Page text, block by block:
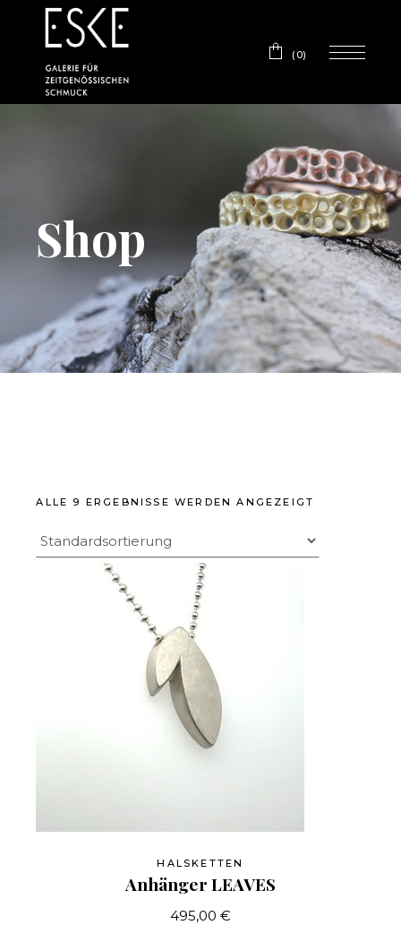
(0)
Shop
ALLE 9 ERGEBNISSE WERDEN ANGEZEIGT
HALSKETTEN
Anhänger LEAVES
495,00 €